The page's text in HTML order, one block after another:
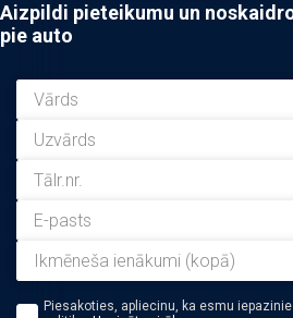
Aizpildi pieteikumu un
pie auto
Piesakoties, apliecinu, ka esmu